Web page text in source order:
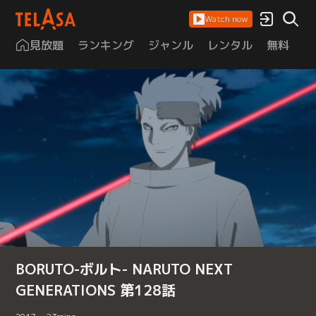
Watch now
見放題 ランキング ジャンル レンタル 無料
BORUTO-ボルト- NARUTO NEXT
GENERATIONS 第128話